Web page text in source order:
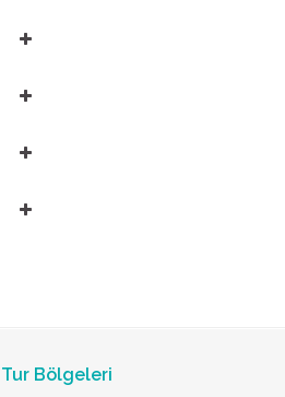
Tur Bölgeleri